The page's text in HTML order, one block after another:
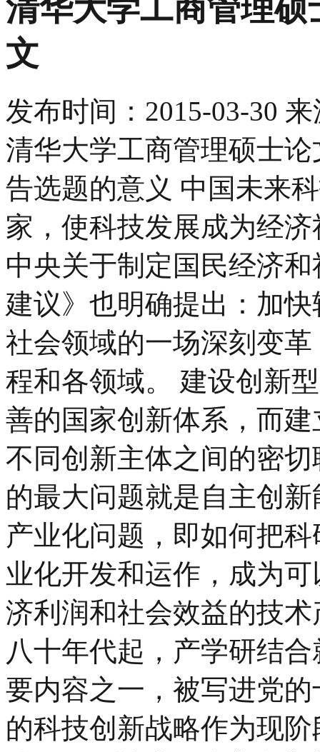
清华大学工商管理
文
发布时间： 2015-03-30 来
清华大学工商管理硕士
告选题的意义 中国未来
家，使科技发展成为经
中央关于制定国民经济
建议》也明确提出：加
社会领域的一场深刻变
程和各领域。 建设创新
善的国家创新体系，而
不同创新主体之间的密
的最大问题就是自主创
产业化问题，即如何把
业化开发和运作，成为
济利润和社会效益的技
八十年代起，产学研结
要内容之一，被写进党
的科技创新战略作为现